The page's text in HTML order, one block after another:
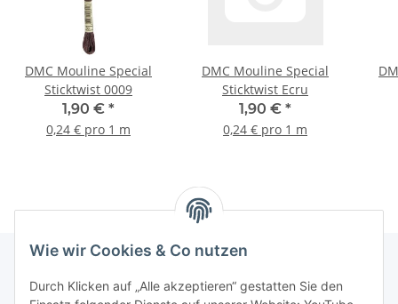
Wie wir Cookies & Co nutzen
Durch Klicken auf „Alle akzeptieren“ gestatten Sie den
DMC Mouline Special
Sticktwist 0009
1,90 € *
0,24 € pro 1 m
DMC Mouline Special
Sticktwist Ecru
1,90 € *
0,24 € pro 1 m
Informationen